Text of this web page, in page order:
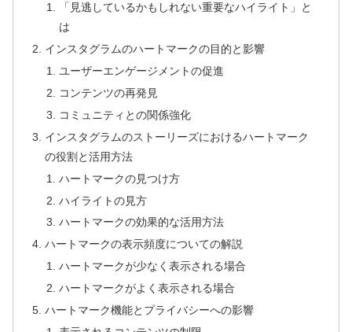
「見逃しているかもしれない重要なハイライト」と
は
インスタグラムのハートマークの目的と影響
ユーザーエンゲージメントの促進
コンテンツの再発見
コミュニティとの関係強化
インスタグラムのストーリーズにおけるハートマーク
の役割と活用方法
ハートマークの見つけ方
ハイライトの見方
ハートマークの効果的な活用方法
ハートマークの表示頻度についての解説
ハートマークが少なく表示される場合
ハートマークがよく表示される場合
ハートマーク機能とプライバシーへの影響